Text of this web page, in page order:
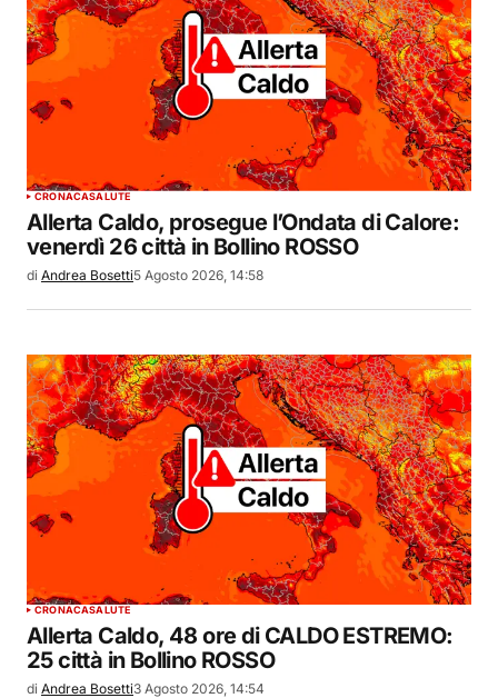
CRONACASALUTE
Allerta Caldo, prosegue l’Ondata di Calore:
venerdì 26 città in Bollino ROSSO
di Andrea Bosetti5 Agosto 2026, 14:58
CRONACASALUTE
Allerta Caldo, 48 ore di CALDO ESTREMO:
25 città in Bollino ROSSO
di Andrea Bosetti3 Agosto 2026, 14:54